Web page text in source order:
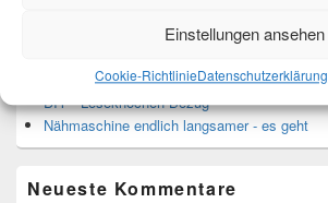
Einstellungen ansehen
Cookie-RichtlinieDatenschutzerklärung
Leseknochen-Banderole 2023
Leseknochen
DIY - Leseknochen-Bezug
Nähmaschine endlich langsamer - es geht
Neueste Kommentare